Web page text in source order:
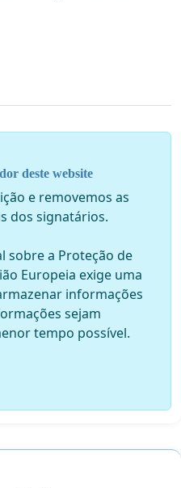
deste website
e removemos as
dos signatários.
sobre a Proteção de
Europeia exige uma
informações
sejam
tempo possível.